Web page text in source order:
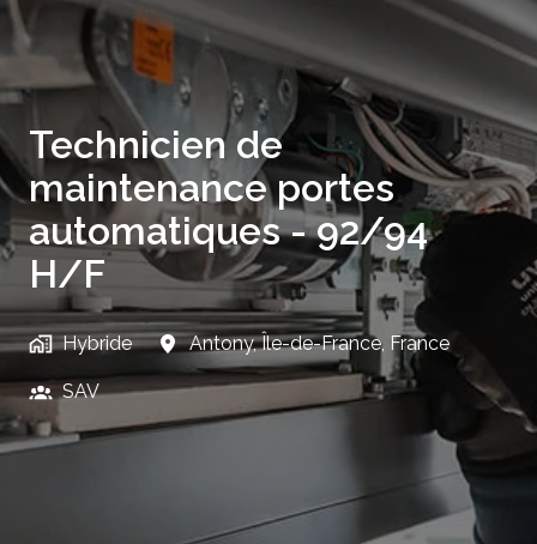
Technicien de
maintenance portes
automatiques - 92/94
H/F
Hybride Antony, Île-de-France, France
SAV